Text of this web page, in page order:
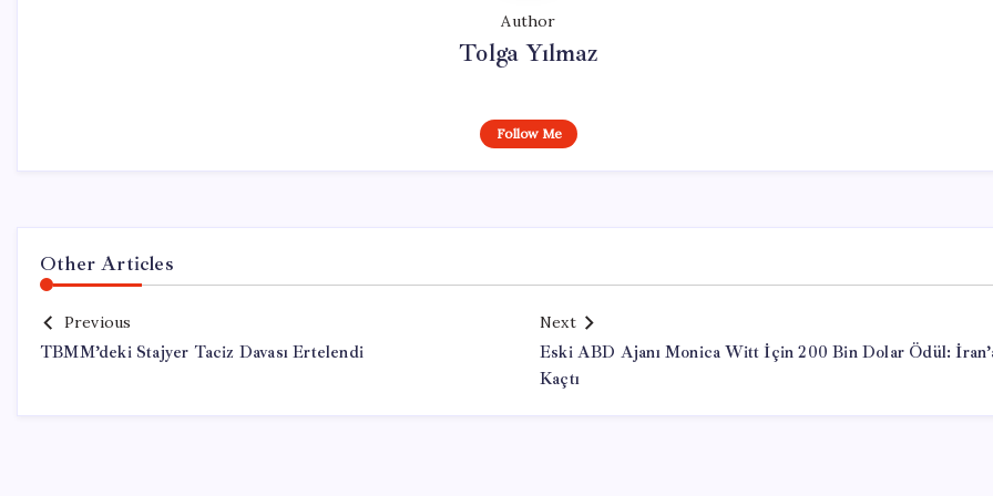
Author
Tolga Yılmaz
Follow Me
Other Articles
Previous
TBMM’deki Stajyer Taciz Davası Ertelendi
Next
Eski ABD Ajanı Monica Witt İçin 200 Bin Dolar Ödül:
Kaçtı